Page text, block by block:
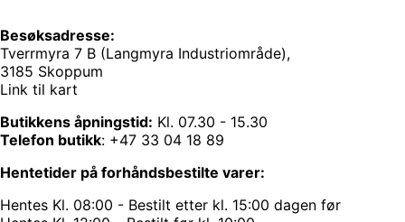
Besøksadresse:
Tverrmyra 7 B (Langmyra Industriområde),
3185 Skoppum
Link til kart
Butikkens åpningstid: Kl. 07.30 - 15.30
Telefon butikk: +47 33 04 18 89
Hentetider på forhåndsbestilte varer:
Hentes Kl. 08:00 - Bestilt etter kl. 15:00 dagen før